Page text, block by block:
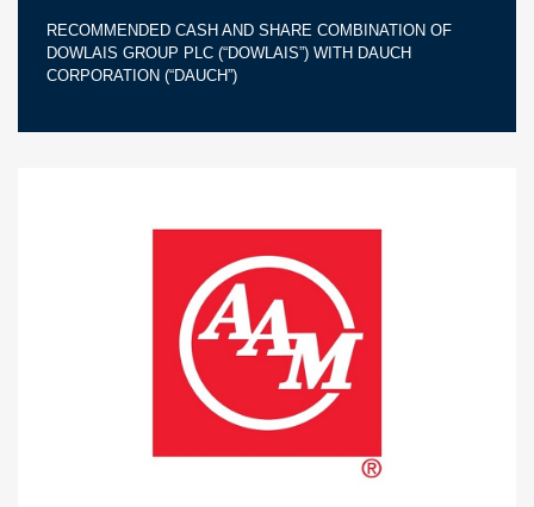
RECOMMENDED CASH AND SHARE COMBINATION OF
DOWLAIS GROUP PLC (“DOWLAIS”) WITH DAUCH
CORPORATION (“DAUCH”)